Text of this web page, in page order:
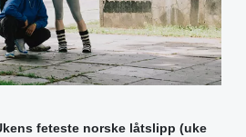
feteste norske låtslipp (uke